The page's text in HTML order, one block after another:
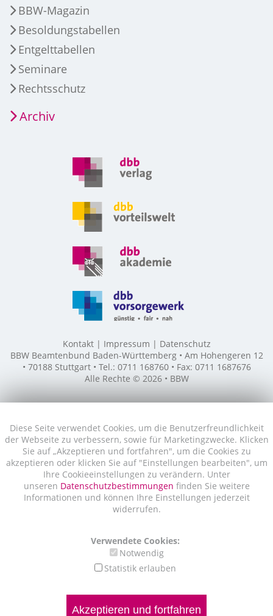
Diese Seite verwendet Cookies, um die Benutzerfreundlichkeit
der Webseite zu verbessern, sowie für Marketingzwecke. Klicken
Sie auf „Akzeptieren und fortfahren", um die Cookies zu
akzeptieren oder klicken Sie auf "Einstellungen bearbeiten", um
Ihre Cookieeinstellungen zu verändern. Unter
unseren Datenschutzbestimmungen finden Sie weitere
Informationen und können Ihre Einstellungen jederzeit
widerrufen.
Verwendete Cookies:
Notwendig
Statistik erlauben
Akzeptieren und fortfahren
BBW-Magazin
Besoldungstabellen
Entgelttabellen
Seminare
Rechtsschutz
Archiv
Kontakt Impressum
Datenschutz
BBW Beamtenbund Baden-Württemberg • Am Hohengeren 12
• 70188 Stuttgart • Tel.: 0711 168760 • Fax: 0711 1687676
Alle Rechte © 2026 • BBW